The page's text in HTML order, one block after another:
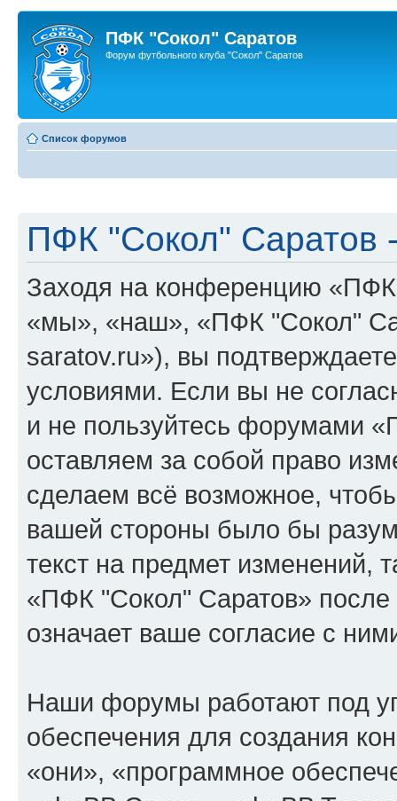
ПФК "Сокол" Саратов
Форум футбольного клуба "Сокол" Саратов
Список форумов
ПФК "Сокол" Саратов
Заходя на конференцию
«мы», «наш», «ПФК "Сокол"
saratov.ru»), вы
условиями. Если вы не
и не пользуйтесь форумами
оставляем за собой право
сделаем всё возможное,
вашей стороны было бы
текст на предмет изменений,
«ПФК "Сокол" Саратов» после
означает ваше согласие с
Наши форумы работают под
обеспечения для создания
«они», «программное